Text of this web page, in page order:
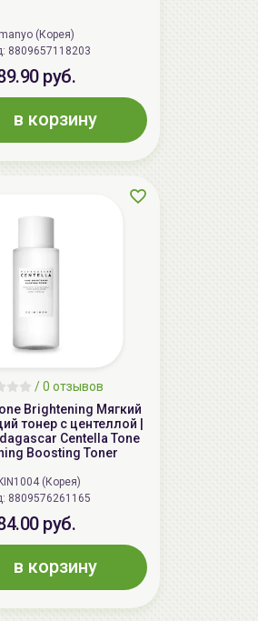
крем-
manyo (Корея)
Код: 8809657118203
руб.
в корзину
/0 отзывов
Brightening Мягкий
тонер с центеллой |
Centella Tone
Boosting Toner
(Корея)
Код: 8809576261165
руб.
в корзину